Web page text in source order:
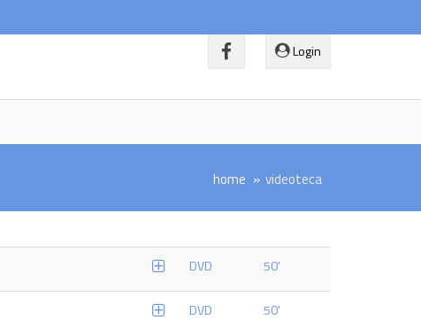
Login
home videoteca
DVD 50'
DVD 50'